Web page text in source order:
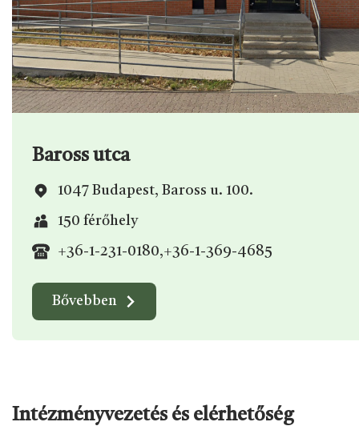
Baross utca
1047 Budapest, Baross u. 100.
150 férőhely
+36-1-231-0180,+36-1-369-4685
Bővebben
Intézményvezetés és elérhetőség